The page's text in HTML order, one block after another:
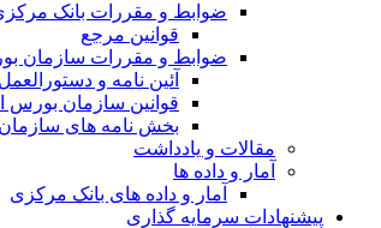
ضوابط و مقررات بانک
قوانين مرجع
ضوابط و مقررات سازمان
آئین نامه و
قوانین سازمان بورس
بخش نامه های سازمان
مقالات و یادداشت
آمار و داده ها
آمار و داده های بانک مرکزی
پیشنهادات سرمایه گذاری